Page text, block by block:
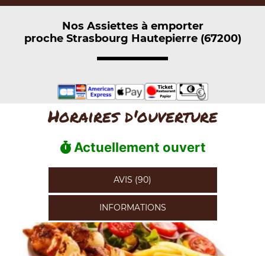
Nos Assiettes à emporter
proche Strasbourg Hautepierre (67200)
Horaires d'ouverture
Actuellement ouvert
AVIS (90)
INFORMATIONS